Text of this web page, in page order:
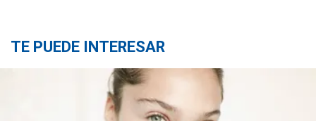
TE PUEDE INTERESAR